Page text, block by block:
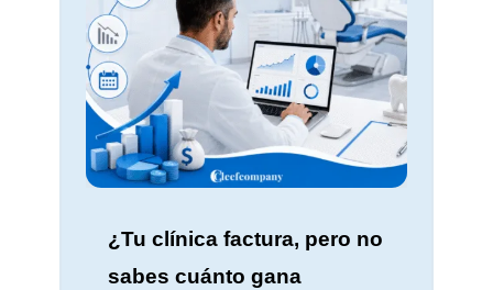
¿Tu clínica factura, pero no
sabes cuánto gana